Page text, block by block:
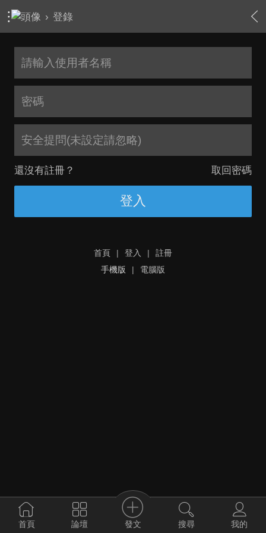
› 登錄
安全提問(未設定請忽略)
還沒有註冊？ 取回密碼
登入
首頁 | 登入 |
註冊
手機版
| 電腦版
首頁 論壇 發文 搜尋 我的